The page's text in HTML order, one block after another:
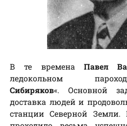
В те времена Павел
ледокольном
Сибиряков«. Основной
доставка людей и
станции Северной Земли.